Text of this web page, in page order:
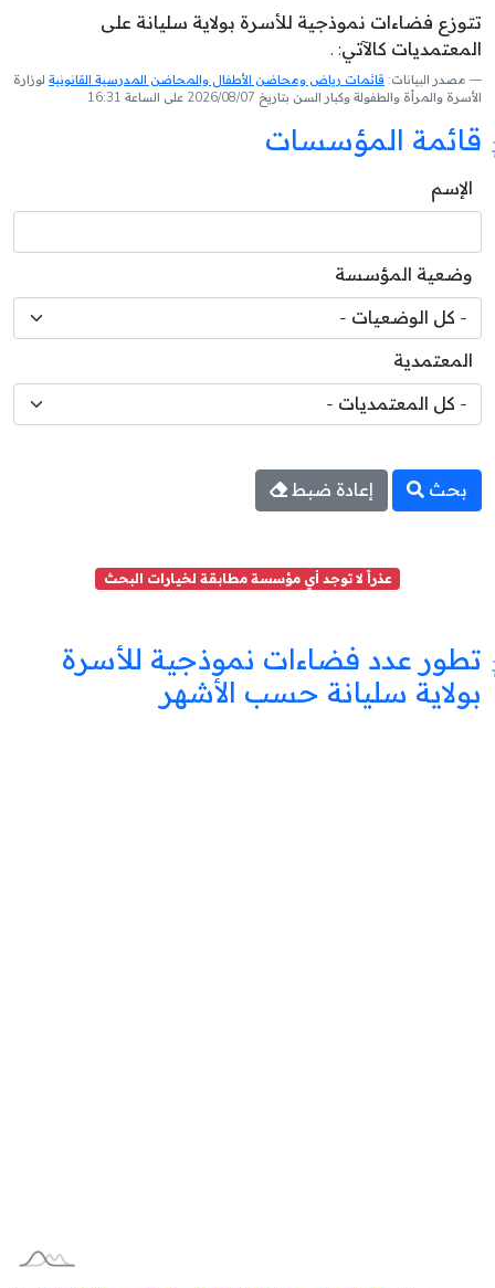
تتوزع فضاءات نموذجية للأسرة بولاية سليانة على
المعتمديات كالآتي: .
مصدر البيانات: قائمات رياض ومحاضن الأطفال والمحاضن المدرسية القانونية لوزارة
الأسرة والمرأة والطفولة وكبار السن بتاريخ 2026/08/07 على الساعة 16:31
قائمة المؤسسات
الإسم
وضعية المؤسسة
المعتمدية
بحث إعادة ضبط
عذراً لا توجد أي مؤسسة مطابقة لخيارات البحث
تطور عدد فضاءات نموذجية للأسرة
بولاية سليانة حسب الأشهر